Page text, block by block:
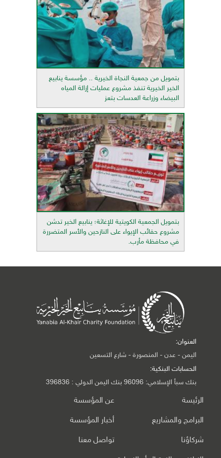
بتمويل من جمعية النجاة الخيرية .. مؤسسة ينابيع
الخير الخيرية تنفذ مشروع عمليات إزالة المياه
البيضاء وزراعة العدسات بتعز
بتمويل الجمعية الكويتية للإغاثة؛ ينابيع الخير تدشن
مشروع حقائب الإيواء على النازحين والأسر المتضررة
في محافظة مأرب.
العنوان:
اليمن - عدن - المنصورة - شارع التسعين
الحسابات البنكية:
بنك سبأ الإسلامي: 96096 بنك اليمن الدولي : 396836
الرئيسة عن المؤسسة
البرامج والمشاريع أخبار المؤسسة
شركاؤنا تواصل معنا